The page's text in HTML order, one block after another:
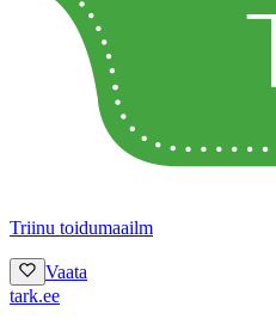
Triinu toidumaailm
Vaata
tark.ee